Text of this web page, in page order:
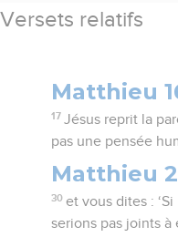
Versets relatifs
Matthieu
17 Jésus reprit la
pas une pensée
Matthieu
30 et vous dites :
serions pas joints à